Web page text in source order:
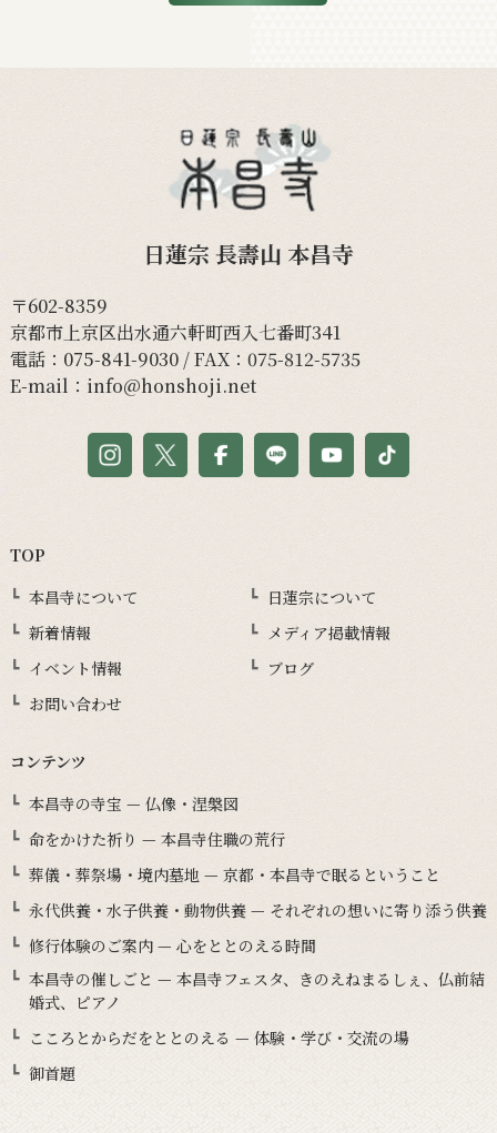
日蓮宗 長壽山 本昌寺
〒602-8359
京都市上京区出水通六軒町西入七番町341
電話： 075-841-9030/ FAX：075-812-5735
E-mail： info@honshoji.net
TOP
本昌寺について
日蓮宗について
新着情報
メディア掲載情報
イベント情報
ブログ
お問い合わせ
コンテンツ
本昌寺の寺宝 — 仏像・涅槃図
命をかけた祈り — 本昌寺住職の荒行
葬儀・葬祭場・境内墓地 — 京都・本昌寺で眠るということ
永代供養・水子供養・動物供養 — それぞれの想いに寄り添う供養
修行体験のご案内 — 心をととのえる時間
本昌寺の催しごと — 本昌寺フェスタ、きのえねまるしぇ、仏前結
婚式、ピアノ
こころとからだをととのえる — 体験・学び・交流の場
御首題